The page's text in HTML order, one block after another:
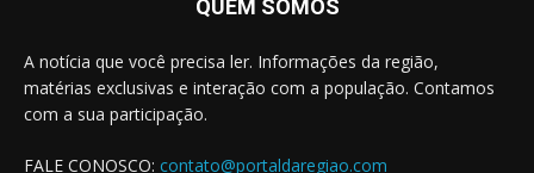
QUEM SOMOS
A notícia que você precisa ler. Informações da região,
matérias exclusivas e interação com a população. Contamos
com a sua participação.
FALE CONOSCO: contato@portaldaregiao.com